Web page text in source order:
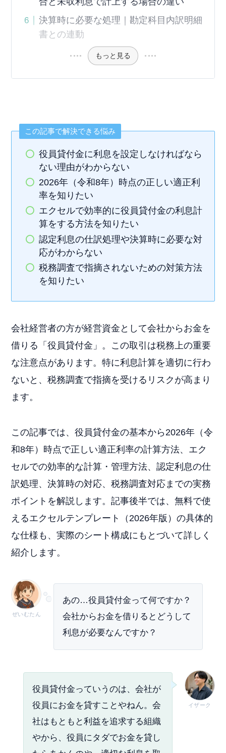
決算時に必要な処理｜勘定科目内訳明細
書との連動
もっと見る
この記事で解決できる悩み
役員貸付金に利息を設定しなければなら
ない理由がわからない
2026年（令和8年）時点の正しい適正利
率を知りたい
エクセルで効率的に役員貸付金の利息計
算をする方法を知りたい
認定利息の仕訳処理や決算時に必要な対
応がわからない
税務調査で指摘されないための対策方法
を知りたい
会社経営者の方が経営資金として会社からお金を
借りる「役員貸付金」。この取引は税務上の重要
な注意点があります。特に利息計算を適切に行わ
ないと、税務調査で指摘を受けるリスクが高まり
ます。
この記事では、役員貸付金の基本から2026年（令
和8年）時点で正しい適正利率の計算方法、エク
セルでの効率的な計算・管理方法、認定利息の仕
訳処理、決算時の対応、税務調査対応までの実務
ポイントを解説します。記事後半では、無料で使
えるエクセルテンプレート（2026年版）の具体的
な仕様も、実際のシート構成にもとづいて詳しく
紹介します。
ぜいむたん
あの…役員貸付金って何ですか？
会社からお金を借りるとどうして
利息が必要なんですか？
イザーク
役員貸付金っていうのは、会社が
役員にお金を貸すことやねん。会
社はもともと利益を追求する組織
やから、役員にタダでお金を貸し